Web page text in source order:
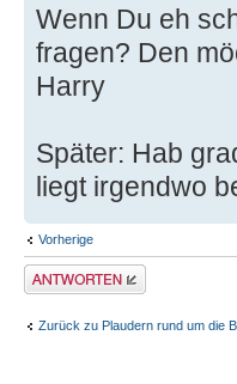
Wenn Du eh
fragen? Den
Harry
Später: Hab
liegt irgendwo
Vorherige
Antwort schreiben
Zurück zu Plaudern rund um die